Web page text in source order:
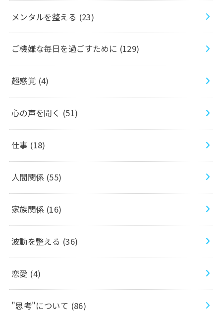
メンタルを整える (23)
ご機嫌な毎日を過ごすために (129)
超感覚 (4)
心の声を聞く (51)
仕事 (18)
人間関係 (55)
家族関係 (16)
波動を整える (36)
恋愛 (4)
"思考"について (86)